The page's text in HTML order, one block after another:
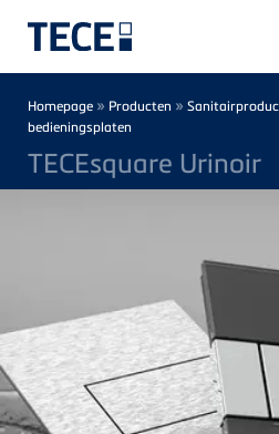
Breadcrumb
Homepage » Producten »
bedieningsplaten
TECEsquare Urinoir